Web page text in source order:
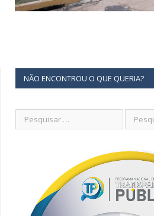
NÃO ENCONTROU O QUE QUERIA?